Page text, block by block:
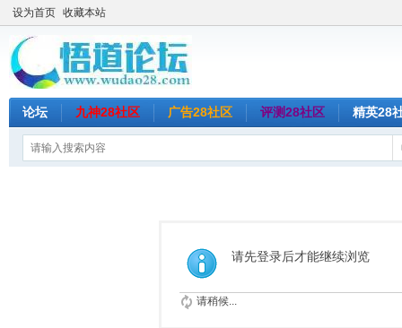
设为首页 收藏本站
论坛 九神28社区 广告28社区 评测28社区 精英28
请先登录后才能继续浏览
请稍候...